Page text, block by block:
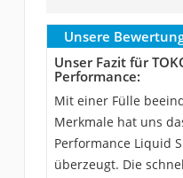
Unsere
Unser Fazit für
Performance:
Mit einer Fülle
Merkmale hat uns
Performance Liquid
überzeugt. Die